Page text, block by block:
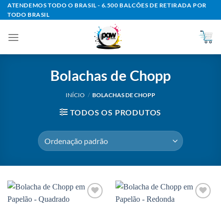
Skip
to
ATENDEMOS TODO O BRASIL - 6.500 BALCÕES DE RETIRADA POR
TODO BRASIL
Bolachas de Chopp
INÍCIO / BOLACHAS DE CHOPP
TODOS OS PRODUTOS